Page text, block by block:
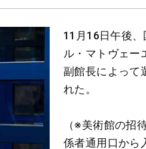
11月16日午後
ル・マトヴェー
副館長によって
れた。
（※美術館の招
係者通用口から